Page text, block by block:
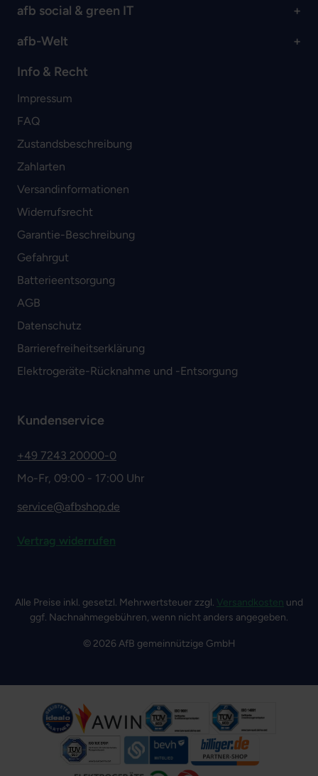
afb social & green IT
afb-Welt
Info & Recht
Impressum
FAQ
Zustandsbeschreibung
Zahlarten
Versandinformationen
Widerrufsrecht
Garantie-Beschreibung
Gefahrgut
Batterieentsorgung
AGB
Datenschutz
Barrierefreiheitserklärung
Elektrogeräte-Rücknahme und -Entsorgung
Kundenservice
+49 7243 20000-0
Mo-Fr, 09:00 - 17:00 Uhr
service@afbshop.de
Vertrag widerrufen
Alle Preise inkl. gesetzl. Mehrwertsteuer zzgl. Versandkosten und
ggf. Nachnahmegebühren, wenn nicht anders angegeben.
© 2026 AfB gemeinnützige GmbH